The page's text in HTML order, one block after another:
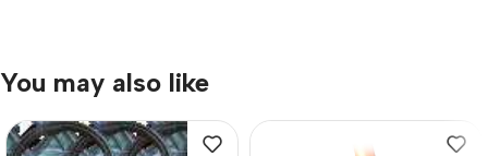
You may also like